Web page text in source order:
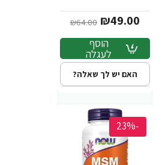
₪49.00
₪64.00
הוסף
לעגלה
האם יש לך שאלה?
-23%